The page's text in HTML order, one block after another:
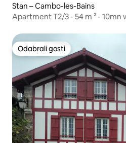
Stan – Cambo-les-Bains
Apartment T2/3 - 54 m ² -
Odabrali gosti
Odabrali gosti